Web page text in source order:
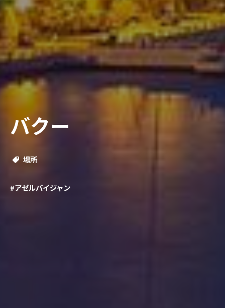
バクー
場所
#アゼルバイジャン